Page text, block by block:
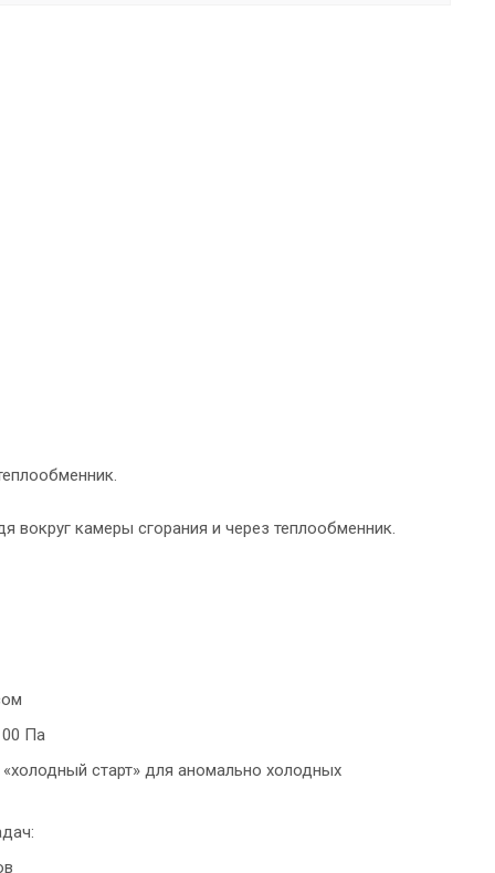
вокруг камеры сгорания и через теплообменник.
Па
старт» для аномально холодных